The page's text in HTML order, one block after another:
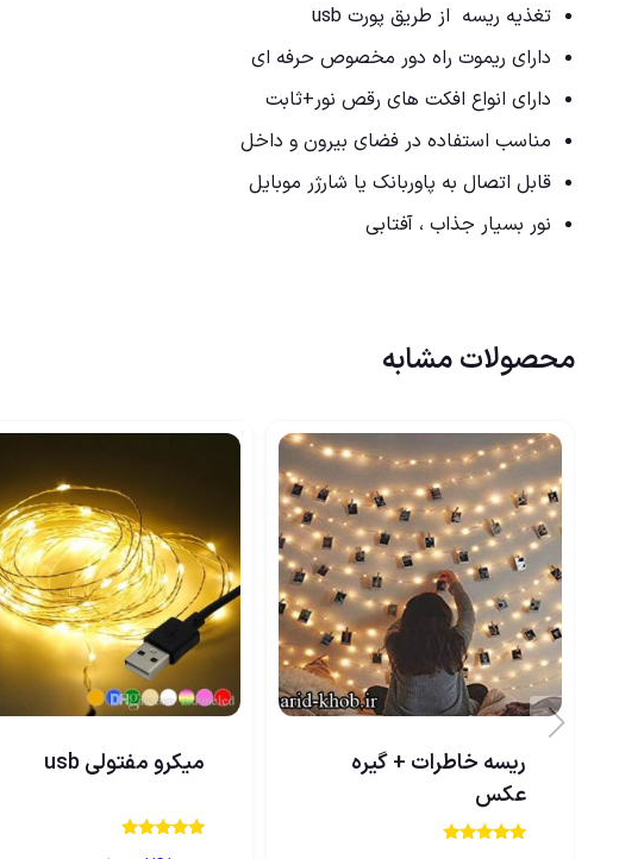
تغذیه ریسه از طریق پورت usb
دارای ریموت راه دور مخصوص حرفه ای
دارای انواع افکت های رقص نور+ثابت
مناسب استفاده در فضای بیرون و داخل
قابل اتصال به پاوربانک یا شارژر موبایل
نور بسیار جذاب ، آفتابی
محصولات مشابه
ریسه خاطرات + گیره
عکس
میکرو مفتولی usb